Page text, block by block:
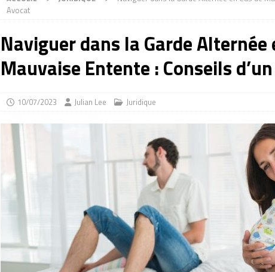
Avocat
Naviguer dans la Garde Alternée
Mauvaise Entente : Conseils
10/07/2023 Julian Lee Juridique